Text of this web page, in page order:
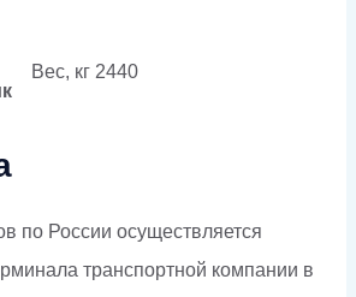
Вес, кг 2440
по России осуществляется
транспортной компании в